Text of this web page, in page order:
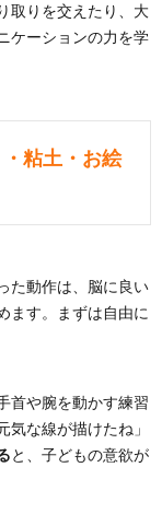
取りを交えたり、大
ケーションの力を学
粘土・お絵
た動作は、脳に良い
ます。まずは自由に
首や腕を動かす練習
な線が描けたね」
と、子どもの意欲が